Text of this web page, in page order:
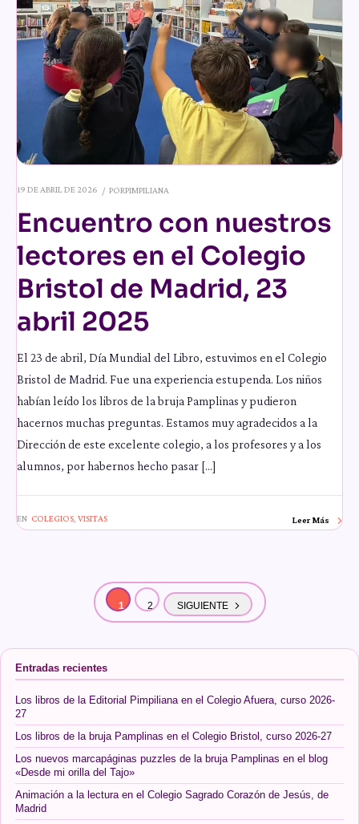
19 DE ABRIL DE 2026 PORPIMPILIANA
Encuentro con nuestros
lectores en el Colegio
Bristol de Madrid, 23
abril 2025
El 23 de abril, Día Mundial del Libro, estuvimos en el Colegio
Bristol de Madrid. Fue una experiencia estupenda. Los niños
habían leído los libros de la bruja Pamplinas y pudieron
hacernos muchas preguntas. Estamos muy agradecidos a la
Dirección de este excelente colegio, a los profesores y a los
alumnos, por habernos hecho pasar […]
EN COLEGIOS, VISITAS Leer Más
1 2 SIGUIENTE
Entradas recientes
Los libros de la Editorial Pimpiliana en el Colegio Afuera, curso 2026-
27
Los libros de la bruja Pamplinas en el Colegio Bristol, curso 2026-27
Los nuevos marcapáginas puzzles de la bruja Pamplinas en el blog
«Desde mi orilla del Tajo»
Animación a la lectura en el Colegio Sagrado Corazón de Jesús, de
Madrid